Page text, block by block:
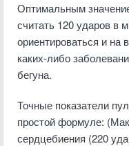
Оптимальным
считать 120 ударов в
ориентироваться и на
каких-либо
бегуна.
Точные показатели
простой формуле:
сердцебиения (220